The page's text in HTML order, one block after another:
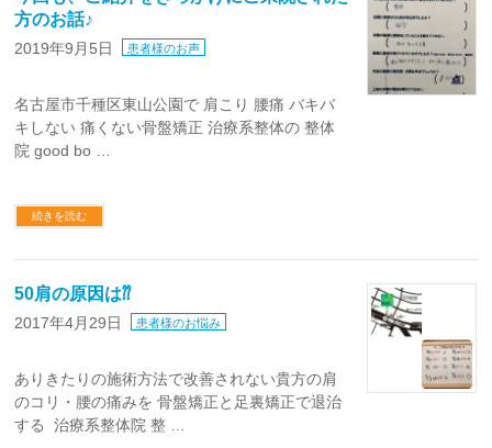
方のお話♪
2019年9月5日 患者様のお声
名古屋市千種区東山公園で 肩こり 腰痛 バキバ
キしない 痛くない骨盤矯正 治療系整体の 整体
院 good bo …
続きを読む
50肩の原因は⁇
2017年4月29日 患者様のお悩み
ありきたりの施術方法で改善されない貴方の肩
のコリ・腰の痛みを 骨盤矯正と足裏矯正で退治
する 治療系整体院 整 …